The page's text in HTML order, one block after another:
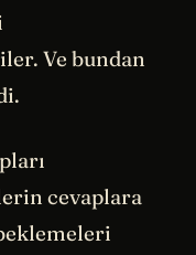
Ve bundan
cevaplara